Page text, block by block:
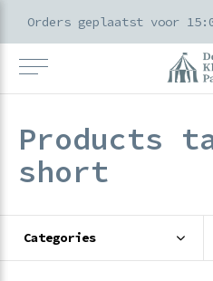
Products
short
Categories